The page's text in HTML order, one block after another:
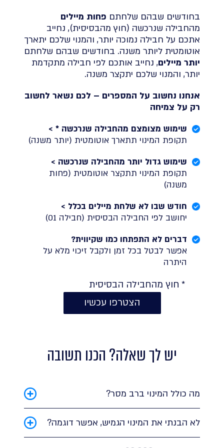
בחודשים שבהם שלחתם פחות מיילים
מהחבילה שנרכשה (חוץ מהבסיסית), נחייב
אתכם על חבילה נמוכה יותר, והמנוי שלכם יתארך
אוטומטית ליותר משנה. בחודשים שבהם שלחתם
יותר מיילים, נחייב אותכם לפי חבילה מתקדמת
יותר, והמנוי שלכם יתקצר משנה.
אנחנו נחשוב על המספרים – לכם נשאר לחשוב
רק על צמיחה
שימוש מצומצם מהחבילה שנרכשה * >
תקופת המינוי תתארך אוטומטית (יותר משנה)
שימוש גדול יותר מהחבילה שנרכשה >
תקופת המינוי תתקצר אוטומטית (פחות
משנה)
חודש שבו לא שלחת מיילים בכלל >
יחושב לפי החבילה הבסיסית (חבילה 01)
דברים לא התפתחו כמו שקיווית?
אפשר לבטל בכל זמן ולקבל זיכוי מלא על
היתרה
* חוץ מהחבילה הבסיסית
הצטרפו עכשיו
יש לך שאלה? הכנו תשובה
מה כולל המינוי ברב מסר?
כלים לתקשורת עסקית, כמו דיוור, דפי
נחיתה עם תבניות מעוצבות ושליחת SMS
לא הבנתי את המינוי הגמיש, אפשר דוגמה?
בטח, הינה: סתיו רכשה את חבילה 02, כדי